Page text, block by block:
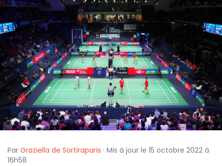
Par Graziella de Sortiraparis · Mis à jour le 15 octobre 2022 à
16h58